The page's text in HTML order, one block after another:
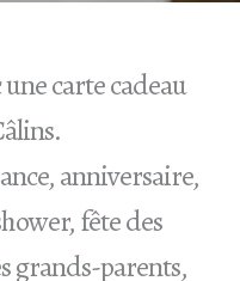
carte cadeau
anniversaire,
fête des
grands-parents,